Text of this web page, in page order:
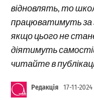
відновлять, то
працюватимуть за
якщо цього не
діятимуть
читайте в
Редакція 17-11-